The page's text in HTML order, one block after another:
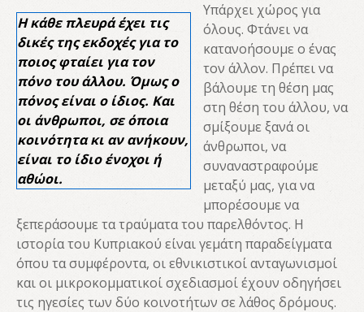
Η κάθε πλευρά έχει τις
δικές της εκδοχές για το
ποιος φταίει για τον
πόνο του άλλου. Όμως ο
πόνος είναι ο ίδιος. Και
οι άνθρωποι, σε όποια
κοινότητα κι αν ανήκουν,
είναι το ίδιο ένοχοι ή
αθώοι.
Υπάρχει χώρος για
όλους. Φτάνει να
κατανοήσουμε ο ένας
τον άλλον. Πρέπει να
βάλουμε τη θέση μας
στη θέση του άλλου, να
σμίξουμε ξανά οι
άνθρωποι, να
συναναστραφούμε
μεταξύ μας, για να
μπορέσουμε να
ξεπεράσουμε τα τραύματα του παρελθόντος. Η
ιστορία του Κυπριακού είναι γεμάτη παραδείγματα
όπου τα συμφέροντα, οι εθνικιστικοί ανταγωνισμοί
και οι μικροκομματικοί σχεδιασμοί έχουν οδηγήσει
τις ηγεσίες των δύο κοινοτήτων σε λάθος δρόμους.